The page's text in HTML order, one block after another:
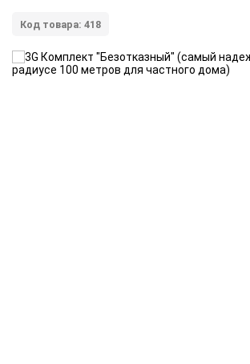
Код товара: 418